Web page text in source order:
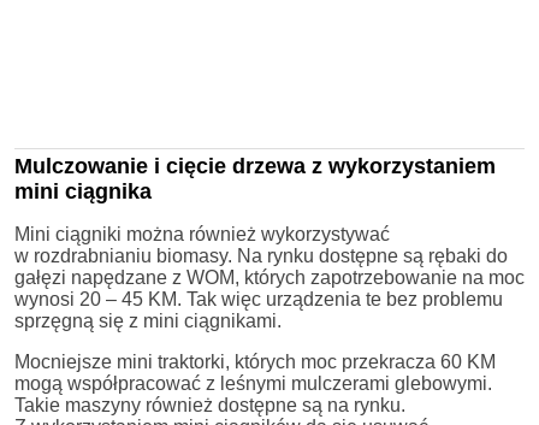
Mulczowanie i cięcie drzewa z wykorzystaniem
mini ciągnika
Mini ciągniki można również wykorzystywać
w rozdrabnianiu biomasy. Na rynku dostępne są rębaki do
gałęzi napędzane z WOM, których zapotrzebowanie na moc
wynosi 20 – 45 KM. Tak więc urządzenia te bez problemu
sprzęgną się z mini ciągnikami.
Mocniejsze mini traktorki, których moc przekracza 60 KM
mogą współpracować z leśnymi mulczerami glebowymi.
Takie maszyny również dostępne są na rynku.